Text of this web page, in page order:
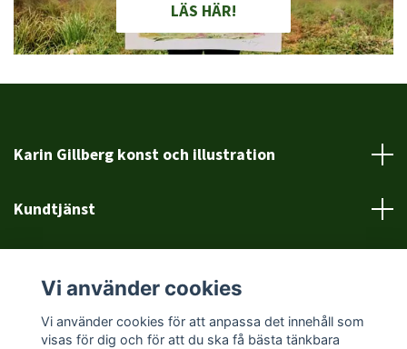
LÄS HÄR!
Karin Gillberg konst och illustration
Kundtjänst
Sociala medier
Vi använder cookies
Vi använder cookies för att anpassa det innehåll som
visas för dig och för att du ska få bästa tänkbara